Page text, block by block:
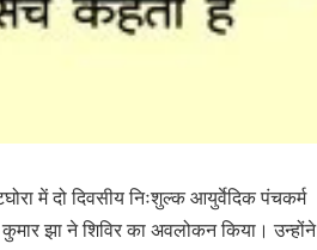
में दो दिवसीय निःशुल्क आयुर्वेदिक पंचकर्म
झा ने शिविर का अवलोकन किया। उन्होंने